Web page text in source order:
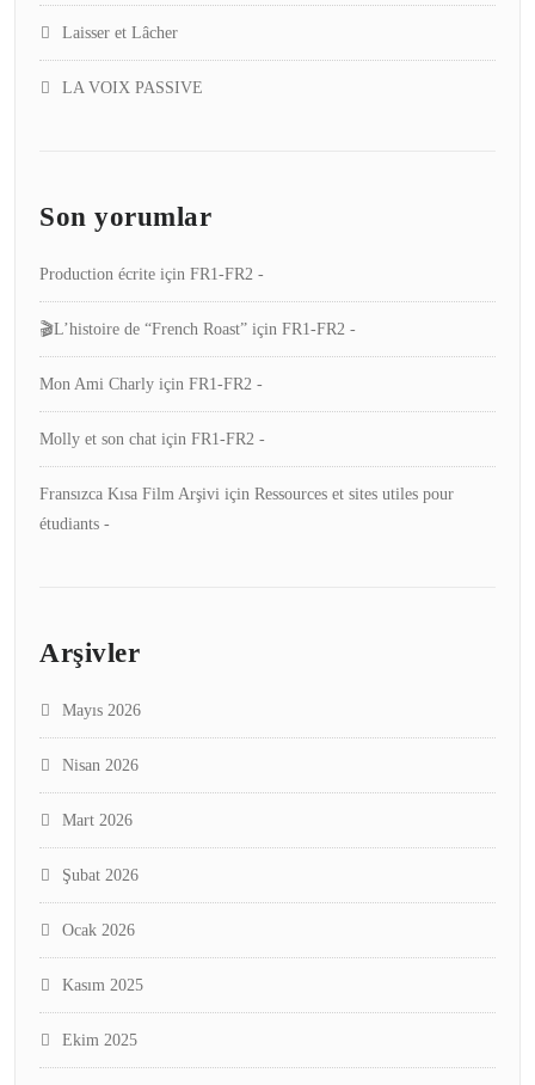
Laisser et Lâcher
LA VOIX PASSIVE
Son yorumlar
Production écrite için FR1-FR2 -
🎬L’histoire de “French Roast” için FR1-FR2 -
Mon Ami Charly için FR1-FR2 -
Molly et son chat için FR1-FR2 -
Fransızca Kısa Film Arşivi için Ressources et sites utiles pour
étudiants -
Arşivler
Mayıs 2026
Nisan 2026
Mart 2026
Şubat 2026
Ocak 2026
Kasım 2025
Ekim 2025